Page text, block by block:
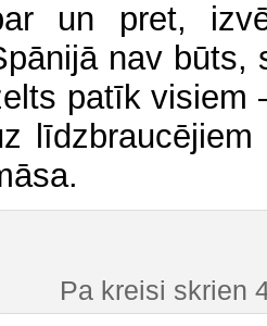
un pret,
nav būts,
patīk visiem
Pa kreisi skrien